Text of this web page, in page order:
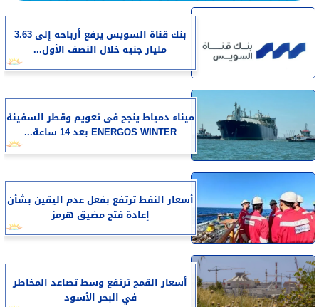
بنك قناة السويس يرفع أرباحه إلى 3.63
مليار جنيه خلال النصف الأول...
​ميناء دمياط ينجح فى تعويم وقطر السفينة
ENERGOS WINTER بعد 14 ساعة...
أسعار النفط ترتفع بفعل عدم اليقين بشأن
إعادة فتح مضيق هرمز
أسعار القمح ترتفع وسط تصاعد المخاطر
في البحر الأسود